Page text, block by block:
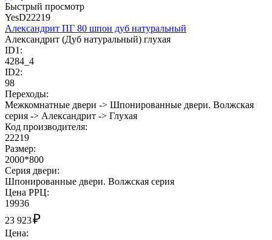
Быстрый просмотр
YesD22219
Александрит ПГ 80 шпон дуб натуральный
Александрит (Дуб натуральный) глухая
ID1:
4284_4
ID2:
98
Переходы:
Межкомнатные двери -> Шпонированные двери. Волжская
серия -> Александрит -> Глухая
Код производителя:
22219
Размер:
2000*800
Cерия двери:
Шпонированные двери. Волжская серия
Цена РРЦ:
19936
23 923₽
Цена: